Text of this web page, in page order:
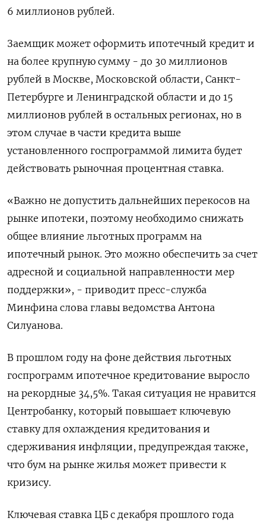
6 миллионов рублей.
Заемщик может оформить ипотечный кредит и
на более крупную сумму - до 30 миллионов
рублей в Москве, Московской области, Санкт-
Петербурге и Ленинградской области и до 15
миллионов рублей в остальных регионах, но в
этом случае в части кредита выше
установленного госпрограммой лимита будет
действовать рыночная процентная ставка.
«Важно не допустить дальнейших перекосов на
рынке ипотеки, поэтому необходимо снижать
общее влияние льготных программ на
ипотечный рынок. Это можно обеспечить за счет
адресной и социальной направленности мер
поддержки», - приводит пресс-служба
Минфина слова главы ведомства Антона
Силуанова.
В прошлом году на фоне действия льготных
госпрограмм ипотечное кредитование выросло
на рекордные 34,5%. Такая ситуация не нравится
Центробанку, который повышает ключевую
ставку для охлаждения кредитования и
сдерживания инфляции, предупреждая также,
что бум на рынке жилья может привести к
кризису.
Ключевая ставка ЦБ с декабря прошлого года